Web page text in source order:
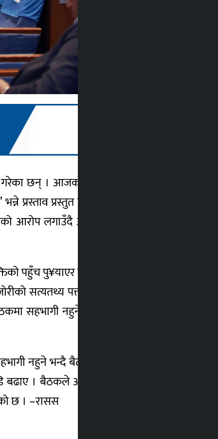
छन् । आजको बैठकमा अर्थमन्त्री जनार्दन
प्रस्तुत गर्ने कार्यसूची थियो । एमाले
आरोप लगाउँदै आएका छन् । उक्त विषयमा
पहुँच पु¥याएर मुलुकलाई हानी पु¥याएकाले
सत्यतथ्य पत्ता लगाउन संसदीय छानबिन
सहभागी नहुने निर्णय गरेकाले आफूहरूले
नहुने भन्दै बैठकस्थलबाट बाहिरेएका थिए
। बैठकले अर्थमन्त्री शर्माले प्रस्तुत गरेका
छ । –रासस